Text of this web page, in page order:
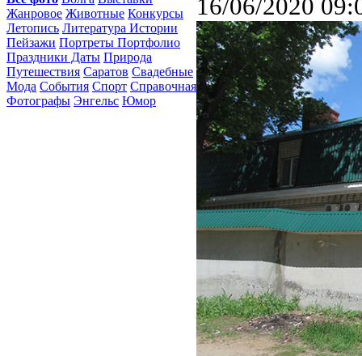
Жанровое Животные Конкурсы
Летопись Литература Истории
Пейзажи Портреты Портфолио
Праздники Даты Природа
Путешествия Саратов Свадебные
Мода События Спорт Справочная
Фотографы Энгельс Юмор
16/06/2020